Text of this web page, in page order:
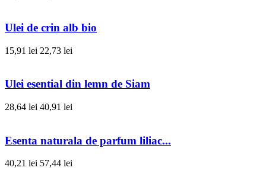
Ulei de crin alb bio
15,91 lei 22,73 lei
Ulei esential din lemn de Siam
28,64 lei 40,91 lei
Esenta naturala de parfum liliac...
40,21 lei 57,44 lei